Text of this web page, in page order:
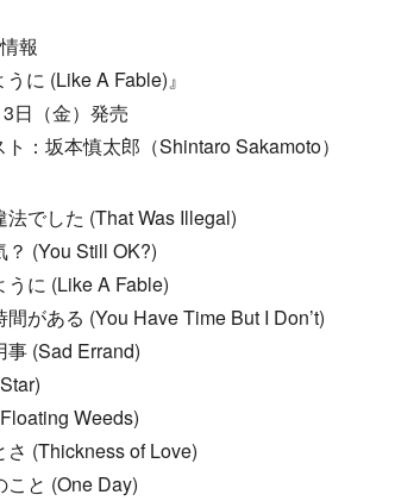
報
うに (Like A Fable)』
日（金）発売
：坂本慎太郎（Shintaro Sakamoto）
法でした (That Was Illegal)
？ (You Still OK?)
うに (Like A Fable)
がある (You Have Time But I Don’t)
事 (Sad Errand)
Weeds)
さ (Thickness of Love)
こと (One Day)